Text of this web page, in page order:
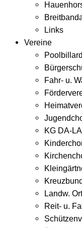
Links
Vereine
Fahr- u.
KG DA-
Kreuzbund
Landw.
Reit- u.